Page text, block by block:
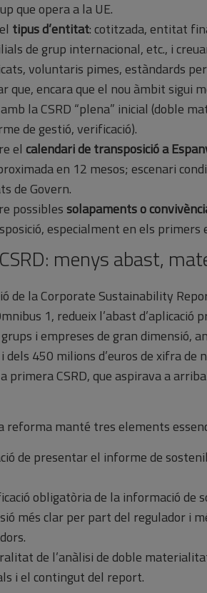
que opera a la UE.
tipus d’entitat: cotitzada, entitat
de grup internacional, etc., i
voluntaris pimes, estàndards
que, encara que el nou àmbit sigui
la CSRD “plena” inicial (doble
de gestió, verificació).
elcalendari de transposició a
en 12 mesos; escenari
de Govern.
possibles solapaments o
especialment en els primers
menys abast,
de la Corporate Sustainability
1, redueix l’abast
i empreses de gran dimensió,
450 milions d’euros de xifra de
primera CSRD, que aspirava a
reforma manté tres elements
de presentar el informe de
obligatòria de la informació de
més clar per part del regulador i
de l’anàlisi de doble
i el contingut del report.